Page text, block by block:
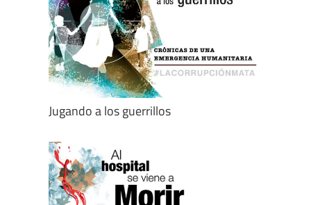
Jugando a los guerrillos